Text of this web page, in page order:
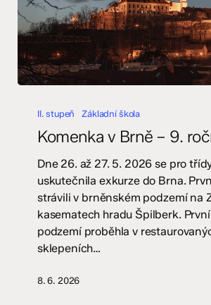
ročník
II. stupeň Základní škola
Komenka v Brně – 9.
Dne 26. až 27. 5. 2026 se pro
uskutečnila exkurze do Brna.
strávili v brněnském podzemí na
kasematech hradu Špilberk.
podzemí proběhla v
sklepeních…
8. 6. 2026